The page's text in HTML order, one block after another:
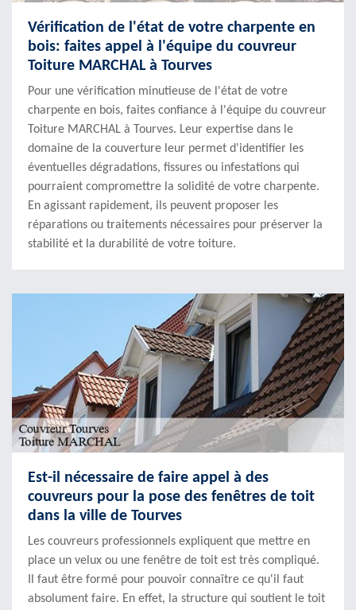
Vérification de l'état de votre charpente en
bois: faites appel à l'équipe du couvreur
Toiture MARCHAL à Tourves
Pour une vérification minutieuse de l'état de votre
charpente en bois, faites confiance à l'équipe du couvreur
Toiture MARCHAL à Tourves. Leur expertise dans le
domaine de la couverture leur permet d'identifier les
éventuelles dégradations, fissures ou infestations qui
pourraient compromettre la solidité de votre charpente.
En agissant rapidement, ils peuvent proposer les
réparations ou traitements nécessaires pour préserver la
stabilité et la durabilité de votre toiture.
Est-il nécessaire de faire appel à des
couvreurs pour la pose des fenêtres de toit
dans la ville de Tourves
Les couvreurs professionnels expliquent que mettre en
place un velux ou une fenêtre de toit est très compliqué.
Il faut être formé pour pouvoir connaître ce qu'il faut
absolument faire. En effet, la structure qui soutient le toit